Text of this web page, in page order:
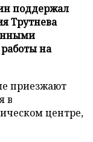
поддержал
Трутнева
на
приезжают
в
центре,